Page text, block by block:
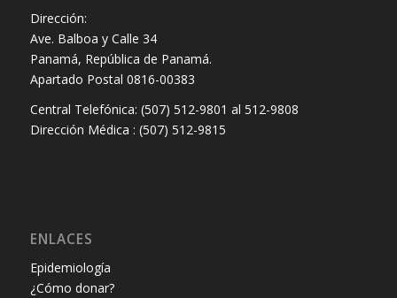
Dirección:
Ave. Balboa y Calle 34
Panamá, República de Panamá.
Apartado Postal 0816-00383
Central Telefónica: (507) 512-9801 al 512-9808
Dirección Médica : (507) 512-9815
ENLACES
Epidemiología
¿Cómo donar?